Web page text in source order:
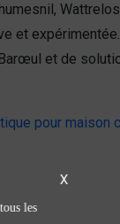
et
et de
pour maison
X
les